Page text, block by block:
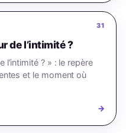
31
de l’intimité ?
l’intimité ? » : le repère
et le moment où
→